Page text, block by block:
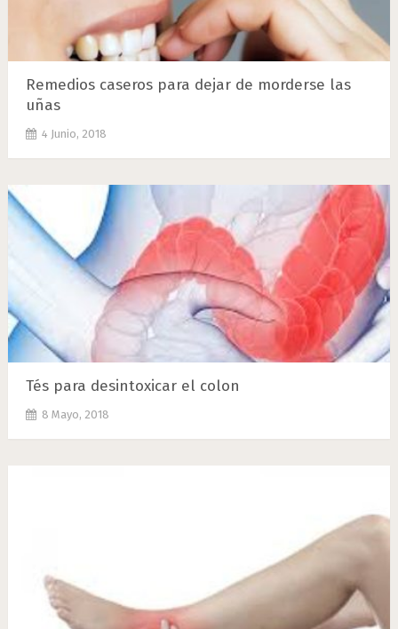
Remedios caseros para dejar de morderse las
uñas
4 Junio, 2018
Tés para desintoxicar el colon
8 Mayo, 2018